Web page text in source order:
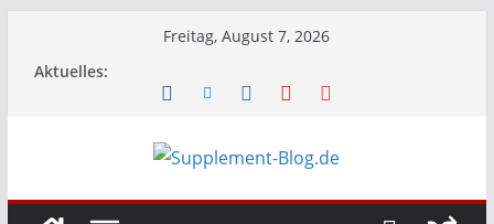
Freitag, August 7, 2026
Aktuelles: